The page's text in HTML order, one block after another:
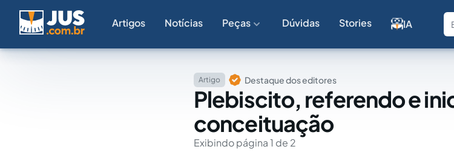
Artigos Notícias Peças Dúvidas Stories IA
Artigo Destaque dos editores
Plebiscito, referendo e
conceituação
Exibindo página 1 de 2